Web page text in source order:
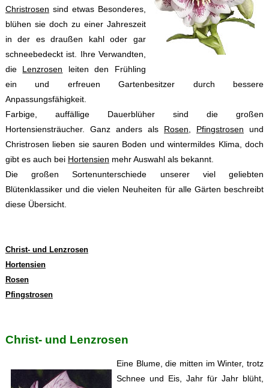
Christrosen sind etwas Besonderes,
blühen sie doch zu einer Jahreszeit
in der es draußen kahl oder gar
schneebedeckt ist. Ihre Verwandten,
die Lenzrosen leiten den Frühling
ein und erfreuen Gartenbesitzer durch bessere
Anpassungsfähigkeit.
Farbige, auffällige Dauerblüher sind die großen
Hortensiensträucher. Ganz anders als Rosen Pfingstrosen und
Christrosen lieben sie sauren Boden und wintermildes Klima, doch
gibt es auch bei Hortensien mehr Auswahl als bekannt.
Die großen Sortenunterschiede unserer viel geliebten
Blütenklassiker und die vielen Neuheiten für alle Gärten beschreibt
diese Übersicht.
Christ- und Lenzrosen
Hortensien
Rosen
Pfingstrosen
Christ- und Lenzrosen
Eine Blume, die mitten im Winter, trotz
Schnee und Eis, Jahr für Jahr blüht,